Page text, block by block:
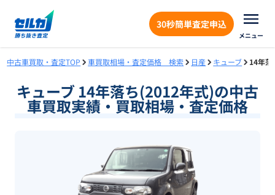
30秒簡単査定申込
メニュー
中古車買取・査定TOP 車買取相場・査定価格 検索 日産 キューブ 14年落
キューブ 14年落ち(2012年式)の中古
車買取実績・買取相場・査定価格